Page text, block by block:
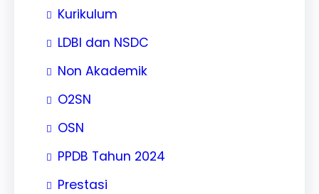
Kurikulum
LDBI dan NSDC
Non Akademik
O2SN
OSN
PPDB Tahun 2024
Prestasi